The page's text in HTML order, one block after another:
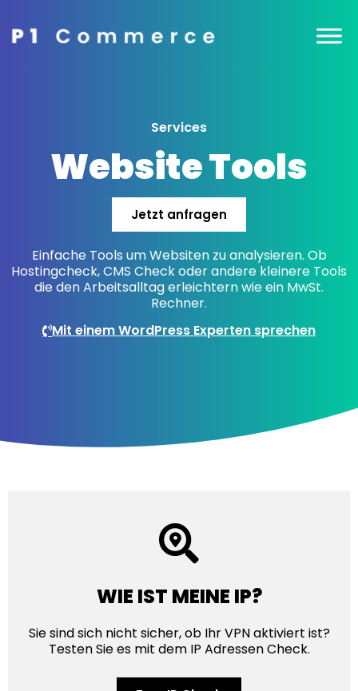
Services
Website Tools
Jetzt anfragen
Einfache Tools um Websiten zu analysieren. Ob
Hostingcheck, CMS Check oder andere kleinere Tools
die den Arbeitsalltag erleichtern wie ein MwSt.
Rechner.
Mit einem WordPress Experten sprechen
WIE IST MEINE IP?
Sie sind sich nicht sicher, ob Ihr VPN aktiviert ist?
Testen Sie es mit dem IP Adressen Check.